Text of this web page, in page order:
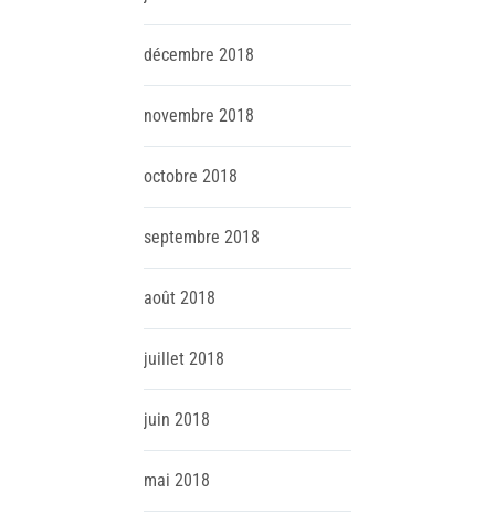
décembre 2018
novembre 2018
octobre 2018
septembre 2018
août 2018
juillet 2018
juin 2018
mai 2018